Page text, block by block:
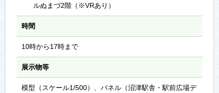
ルぬまづ2階（※VRあり）
時間
10時から17時まで
展示物等
模型（スケール1/500）、パネル（沼津駅舎・駅前広場デ